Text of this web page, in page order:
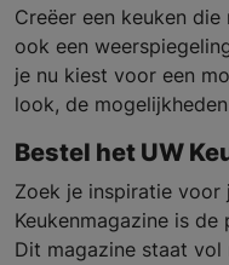
Creëer een keuken
ook een
je nu kiest voor een
look, de
Bestel het UW
Zoek je inspiratie voor
Keukenmagazine is
Dit magazine staat